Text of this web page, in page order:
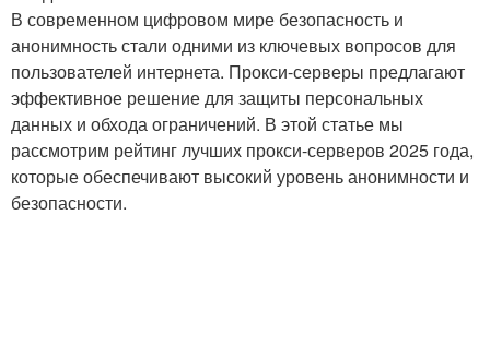
В современном цифровом мире безопасность и
анонимность стали одними из ключевых вопросов для
пользователей интернета. Прокси-серверы предлагают
эффективное решение для защиты персональных
данных и обхода ограничений. В этой статье мы
рассмотрим рейтинг лучших прокси-серверов 2025 года,
которые обеспечивают высокий уровень анонимности и
безопасности.